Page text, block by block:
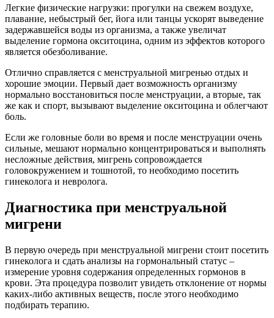
Легкие физические нагрузки: прогулки на свежем воздухе,
плавание, небыстрый бег, йога или танцы ускорят выведение
задержавшейся воды из организма, а также увеличат
выделение гормона окситоцина, одним из эффектов которого
является обезболивание.
Отлично справляется с менструальной мигренью отдых и
хорошие эмоции. Первый дает возможность организму
нормально восстановиться после менструации, а вторые, так
же как и спорт, вызывают выделение окситоцина и облегчают
боль.
Если же головные боли во время и после менструации очень
сильные, мешают нормально концентрироваться и выполнять
несложные действия, мигрень сопровождается
головокружением и тошнотой, то необходимо посетить
гинеколога и невролога.
Диагностика при менструальной
мигрени
В первую очередь при менструальной мигрени стоит посетить
гинеколога и сдать анализы на гормональный статус –
измерение уровня содержания определенных гормонов в
крови. Эта процедура позволит увидеть отклонение от нормы
каких-либо активных веществ, после этого необходимо
подбирать терапию.